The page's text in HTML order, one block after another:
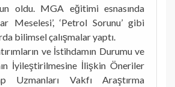
oldu. MGA eğitimi esnasında
Meselesi’, ‘Petrol Sorunu’ gibi
bilimsel çalışmalar yaptı.
ve İstihdamın Durumu ve
İyileştirilmesine İlişkin Öneriler
Uzmanları Vakfı Araştırma